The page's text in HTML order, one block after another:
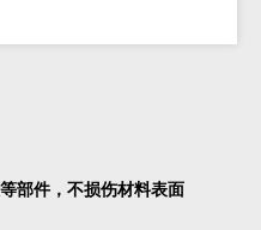
部件，不损伤材料表面